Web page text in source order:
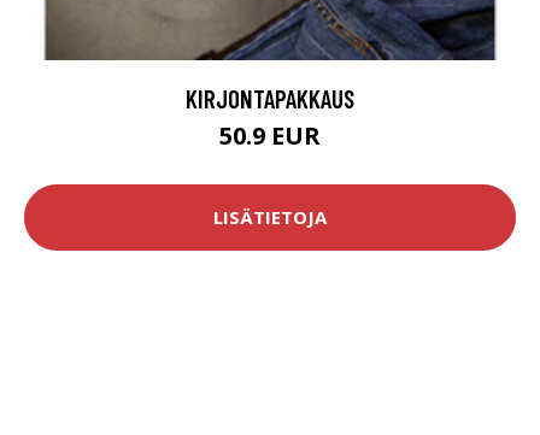
KIRJONTAPAKKAUS
50.9 EUR
LISÄTIETOJA